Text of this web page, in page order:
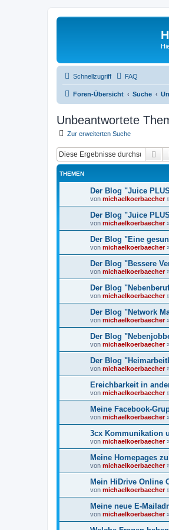
Schnellzugriff FAQ
Foren-Übersicht Suche
Unbeantwortete
Zur erweiterten Suche
THEMEN
Der Blog "Juice
von michaelkoerbaecher
Der Blog "Juice
von michaelkoerbaecher
Der Blog "Eine
von michaelkoerbaecher
Der Blog "Bessere
von michaelkoerbaecher
Der Blog
von michaelkoerbaecher
Der Blog "Network
von michaelkoerbaecher
Der Blog
von michaelkoerbaecher
Der Blog
von michaelkoerbaecher
Ereichbarkeit in
von michaelkoerbaecher
Meine Facebook-
von michaelkoerbaecher
3cx Kommunikation
von michaelkoerbaecher
Meine Homepages
von michaelkoerbaecher
Mein HiDrive Online
von michaelkoerbaecher
Meine neue E-
von michaelkoerbaecher